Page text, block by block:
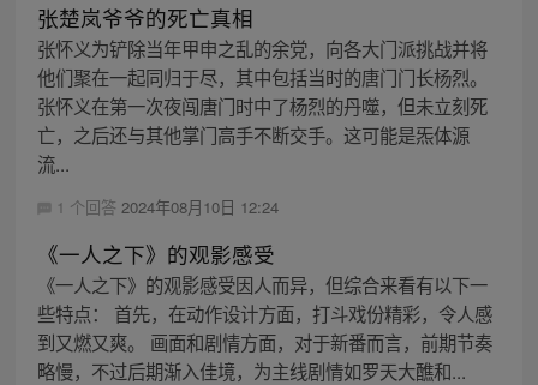
张楚岚爷爷的死亡真相
张怀义为铲除当年甲申之乱的余党，向各大门派挑战并将
他们聚在一起同归于尽，其中包括当时的唐门门长杨烈。
张怀义在第一次夜闯唐门时中了杨烈的丹噬，但未立刻死
亡，之后还与其他掌门高手不断交手。这可能是炁体源
流...
1 个回答 2024年08月10日 12:24
《一人之下》的观影感受
《一人之下》的观影感受因人而异，但综合来看有以下一
些特点： 首先，在动作设计方面，打斗戏份精彩，令人感
到又燃又爽。 画面和剧情方面，对于新番而言，前期节奏
略慢，不过后期渐入佳境，为主线剧情如罗天大醮和...